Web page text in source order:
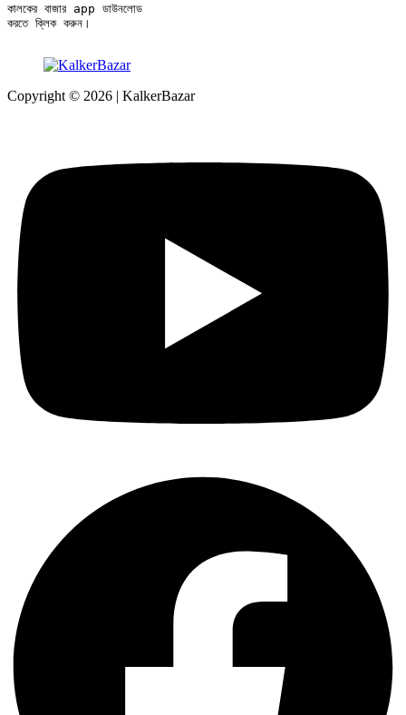
কালকের বাজার app ডাউনলোড
করতে ক্লিক করুন।
Copyright © 2026 | KalkerBazar